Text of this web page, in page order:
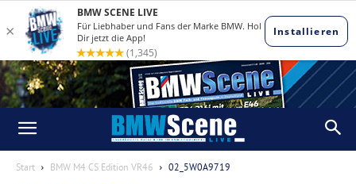
Start BMW M4 CS Edition VR46 02_5W0A9719